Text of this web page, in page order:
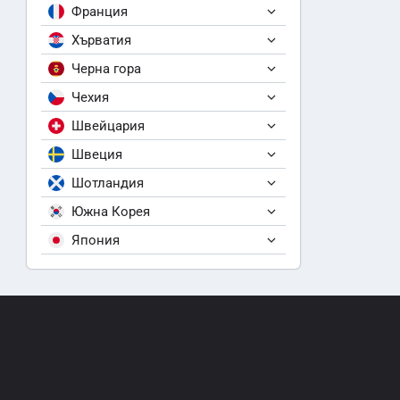
Франция
Хърватия
Черна гора
Чехия
Швейцария
Швеция
Шотландия
Южна Корея
Япония